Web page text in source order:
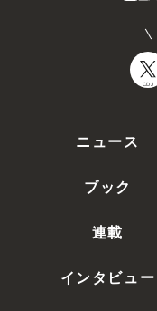
CDJ
ニュース
ブック
連載
インタビュー